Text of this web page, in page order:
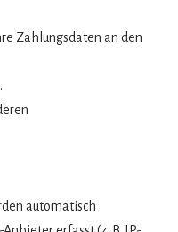
Zahlungsdaten an den
automatisch